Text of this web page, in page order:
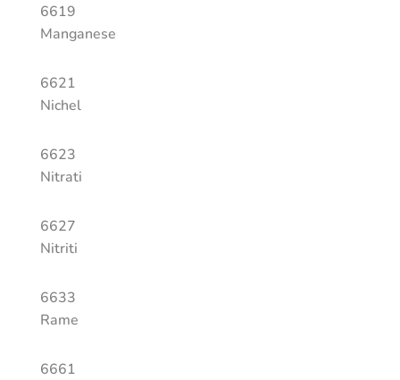
6619
Manganese
6621
Nichel
6623
Nitrati
6627
Nitriti
6633
Rame
6661